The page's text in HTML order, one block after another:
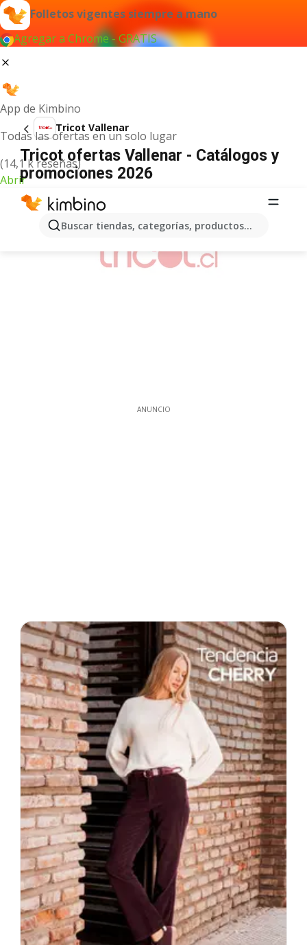
Folletos vigentes siempre a mano
Agregar a Chrome - GRATIS
App de Kimbino
Todas las ofertas en un solo lugar
(14,1 k reseñas)
Abrir
Buscar tiendas, categorías, productos...
Tricot Vallenar
Tricot ofertas Vallenar - Catálogos y
promociones 2026
ANUNCIO